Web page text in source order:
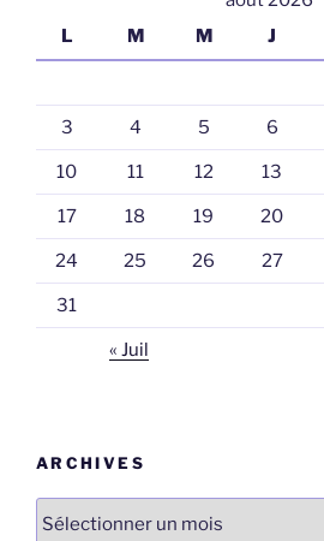
L
M M J
3 4 5 6
10 11 12 13
17 18 19 20
24 25 26 27
31
« Juil
ARCHIVES